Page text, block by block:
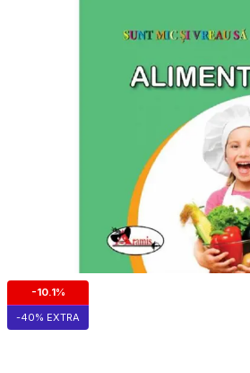
-10.1%
-40% EXTRA